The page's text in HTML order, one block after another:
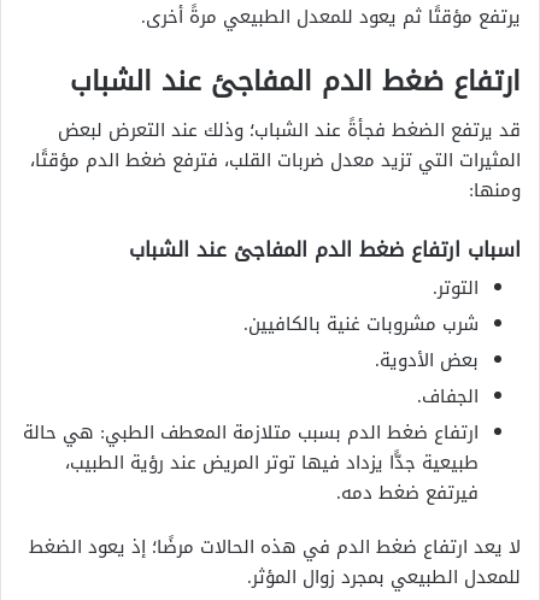
يرتفع مؤقتًا ثم يعود للمعدل الطبيعي مرةً أخرى.
ارتفاع ضغط الدم المفاجئ عند الشباب
قد يرتفع الضغط فجأةً عند الشباب؛ وذلك عند التعرض لبعض
المثيرات التي تزيد معدل ضربات القلب، فترفع ضغط الدم مؤقتًا،
ومنها:
اسباب ارتفاع ضغط الدم المفاجئ عند الشباب
التوتر.
شرب مشروبات غنية بالكافيين.
بعض الأدوية.
الجفاف.
ارتفاع ضغط الدم بسبب متلازمة المعطف الطبي: هي حالة
طبيعية جدًّا يزداد فيها توتر المريض عند رؤية الطبيب،
فيرتفع ضغط دمه.
لا يعد ارتفاع ضغط الدم في هذه الحالات مرضًا؛ إذ يعود الضغط
للمعدل الطبيعي بمجرد زوال المؤثر.